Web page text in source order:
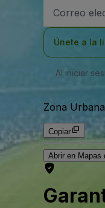
de
Únete a la
Al iniciar
Zona
Copiar
Abrir en Mapas